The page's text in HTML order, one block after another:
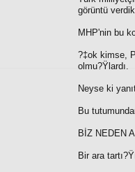
görüntü
MHP'nin bu
?‡ok kimse,
olmu?Ÿlardı.
Neyse ki
Bu
BİZ NEDEN
Bir ara